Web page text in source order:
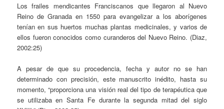
Los frailes mendicantes Franciscanos que llegaron al Nuevo
Reino de Granada en 1550 para evangelizar a los aborígenes
tenían en sus huertos muchas plantas medicinales, y varios de
ellos fueron conocidos como curanderos del Nuevo Reino. (Diaz,
2002:25)
A pesar de que su procedencia, fecha y autor no se han
determinado con precisión, este manuscrito inédito, hasta su
momento, “proporciona una visión real del tipo de terapéutica que
se utilizaba en Santa Fe durante la segunda mitad del siglo